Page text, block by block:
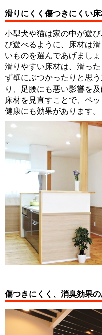
滑りにくく傷つきにくい
小型犬や猫は家の中が遊
び遊べるように、床材は
いものを選んであげましょ
滑りやすい床材は、滑っ
ず壁にぶつかったりと思
り、足腰にも悪い影響を
床材を見直すことで、ペ
健康にも効果があります。
傷つきにくく、消臭効果